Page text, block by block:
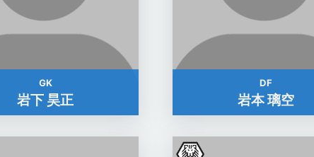
GK
岩下 昊正
DF
岩本 璃空